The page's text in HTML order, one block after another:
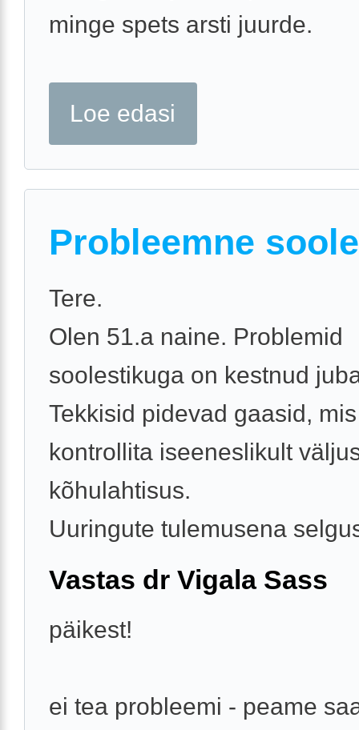
minge spets arsti juurde.
Loe edasi
Probleemne
Tere.
Olen 51.a naine. Problemid
soolestikuga on kestnud
Tekkisid pidevad gaasid,
kontrollita iseeneslikult
kõhulahtisus.
Uuringute tulemusena
Vastas dr Vigala Sass
päikest!
ei tea probleemi - peame